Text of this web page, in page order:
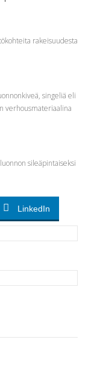
rakeisuudesta
singeliä eli
verhousmateriaalina
sileäpintaiseksi
LinkedIn